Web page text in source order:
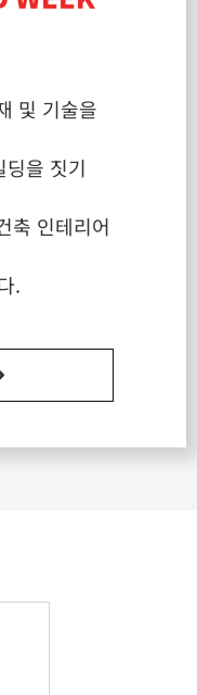
및 기술을
딩을 짓기
축 인테리어
.